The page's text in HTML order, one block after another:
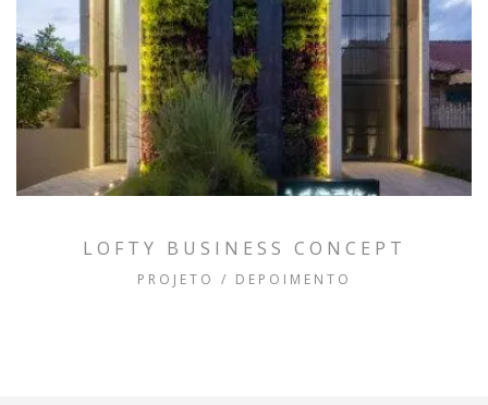
LOFTY BUSINESS CONCEPT
PROJETO / DEPOIMENTO